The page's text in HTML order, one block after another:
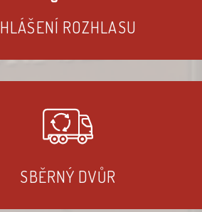
HLÁŠENÍ ROZHLASU
SBĚRNÝ DVŮR